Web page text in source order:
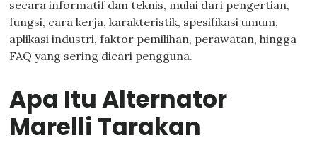
secara informatif dan teknis, mulai dari pengertian,
fungsi, cara kerja, karakteristik, spesifikasi umum,
aplikasi industri, faktor pemilihan, perawatan, hingga
FAQ yang sering dicari pengguna.
Apa Itu Alternator
Marelli Tarakan